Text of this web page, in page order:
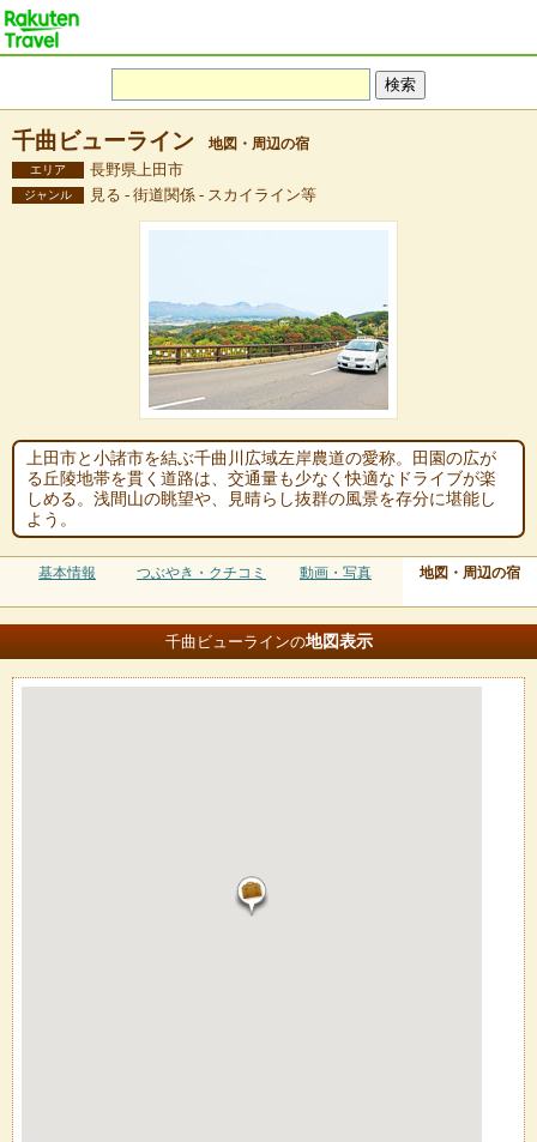
千曲ビューライン 地図・周辺の宿
エリア 長野県上田市
ジャンル 見る - 街道関係 - スカイライン等
上田市と小諸市を結ぶ千曲川広域左岸農道の愛称。田園の広が
る丘陵地帯を貫く道路は、交通量も少なく快適なドライブが楽
しめる。浅間山の眺望や、見晴らし抜群の風景を存分に堪能し
よう。
基本情報 つぶやき・クチコミ 動画・写真 地図・周辺の宿
千曲ビューラインの地図表示